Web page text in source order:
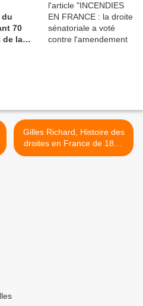
du
70
de la
Gilles Richard, Histoire des
droites en France de 1815
à nos jours - par Nicolas